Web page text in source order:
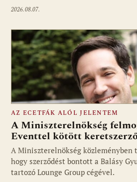
2026.08.07.
Fotó: media1.hu
AZ ECETFÁK ALÓL JELENTEM
A Miniszterelnökség
Eventtel kötött
A Miniszterelnökség közleményben
hogy szerződést bontott a Balásy
tartozó Lounge Group cégével.